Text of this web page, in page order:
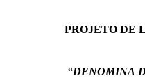
PROJETO DE
“DENOMINA